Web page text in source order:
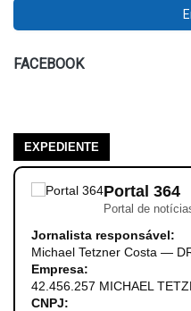
FACEBOOK
EXPEDIENTE
Portal 364
Portal de
Jornalista responsável:
Michael Tetzner Costa —
Empresa:
42.456.257 MICHAEL
CNPJ: